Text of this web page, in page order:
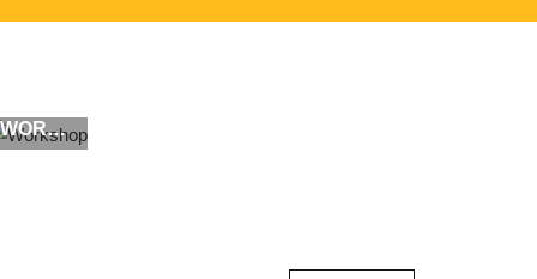
WORKSHOP